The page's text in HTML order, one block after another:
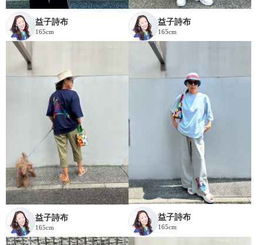
益子詩布
165cm
益子詩布
165cm
益子詩布
165cm
益子詩布
165cm